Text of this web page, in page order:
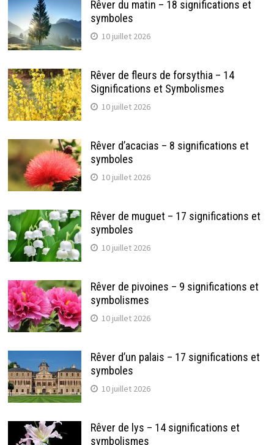
Rêver du matin – 18 significations et
symboles
10 juillet 2026
Rêver de fleurs de forsythia – 14
Significations et Symbolismes
10 juillet 2026
Rêver d’acacias – 8 significations et
symboles
10 juillet 2026
Rêver de muguet – 17 significations et
symboles
10 juillet 2026
Rêver de pivoines – 9 significations et
symbolismes
10 juillet 2026
Rêver d’un palais – 17 significations et
symboles
10 juillet 2026
Rêver de lys – 14 significations et
symbolismes